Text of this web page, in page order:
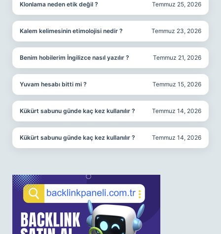
Klonlama neden etik değil ? Temmuz 25, 2026
Kalem kelimesinin etimolojisi nedir ? Temmuz 23, 2026
Benim hobilerim İngilizce nasıl yazılır ? Temmuz 21, 2026
Yuvam hesabı bitti mi ? Temmuz 15, 2026
Kükürt sabunu günde kaç kez kullanılır ? Temmuz 14, 2026
Kükürt sabunu günde kaç kez kullanılır ? Temmuz 14, 2026